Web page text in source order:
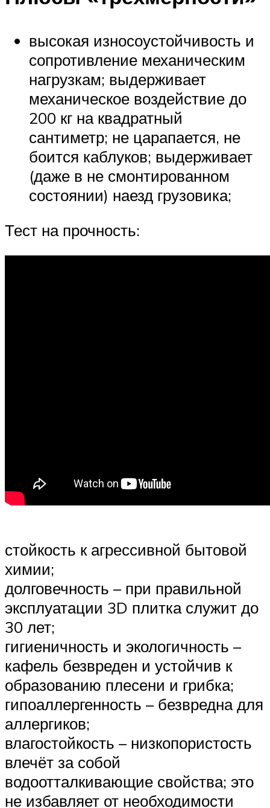
высокая износоустойчивость и
сопротивление механическим
нагрузкам; выдерживает
механическое воздействие до
200 кг на квадратный
сантиметр; не царапается, не
боится каблуков; выдерживает
(даже в не смонтированном
состоянии) наезд грузовика;
Тест на прочность:
стойкость к агрессивной бытовой
химии;
долговечность – при правильной
эксплуатации 3D плитка служит до
30 лет;
гигиеничность и экологичность –
кафель безвреден и устойчив к
образованию плесени и грибка;
гипоаллергенность – безвредна для
аллергиков;
влагостойкость – низкопористость
влечёт за собой
водоотталкивающие свойства; это
не избавляет от необходимости